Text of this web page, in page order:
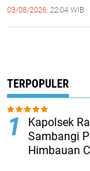
03/08/2026, 22:04 WIB
TERPOPULER
Kapolsek
Sambangi
Himbauan